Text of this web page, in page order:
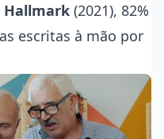
Hallmark (2021), 82%
escritas à mão por